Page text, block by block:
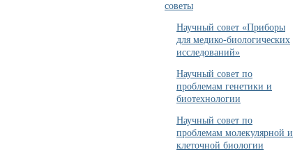
советы
Научный совет «Приборы
для медико-биологических
исследований»
Научный совет по
проблемам генетики и
биотехнологии
Научный совет по
проблемам молекулярной и
клеточной биологии